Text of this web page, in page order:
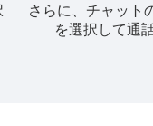
さらに、チャット
を選択して通